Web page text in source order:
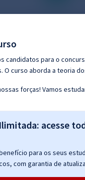
candidatos para o
O curso aborda a teoria
forças! Vamos
acesse
para os seus
com garantia de